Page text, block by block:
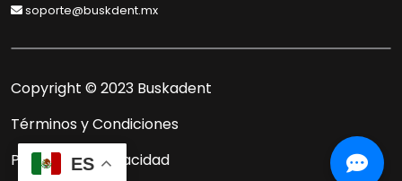
soporte@buskdent.mx
Copyright © 2023 Buskadent
Términos y Condiciones
Políticas de Privacidad
ES